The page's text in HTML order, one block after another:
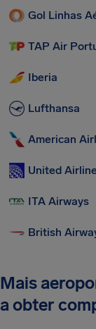
Gol Linhas
TAP Air
Iberia
Lufthansa
American
United
ITA Airways
British
Mais
a obter